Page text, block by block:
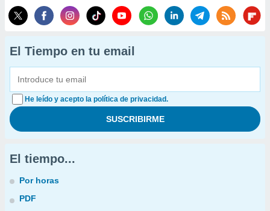
El Tiempo en tu email
He leído y acepto la política de privacidad.
El tiempo...
Por horas
PDF